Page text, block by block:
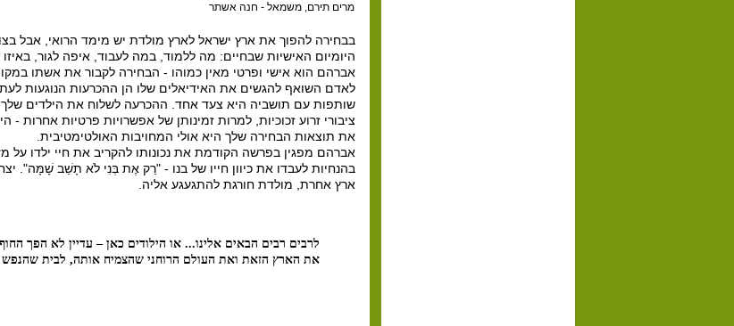
מרים תירם, משמאל - חנה אשתר
בבחירה להפוך את ארץ ישראל לארץ מולדת יש מימד הרואי, אבל
היומיום האישיות שבחיים: מה ללמוד, במה לעבוד, איפה לגור,
אברהם הוא אישי ופרטי מאין כמוהו - הבחירה לקבור את אשתו
לאדם השואף להגשים את האידיאלים שלו הן ההכרעות הנוגעות
שותפות עם תושביה היא צעד אחד. ההכרעה לשלוח את הילדים שלך
ציבורי זרוע זכוכיות, למרות זמינותן של אפשרויות פרטיות אחרות
את תוצאות הבחירה שלך היא אולי המחויבות האולטימטיבית.
אברהם מפגין בפרשה הקודמת את נכונותו להקריב את חיי ילדו על
בהנחיות לעבדו את כיוון חייו של בנו - "רַק אֶת בְּנִי לֹא תָשֵׁב שָׁמָּה".
ארץ אחרת, מולדת חורגת להתגעגע אליה.
לרבים רבים הבאים אלינו... או הילודים כאן – עדיין לא הפך
את הארץ הזאת ואת העולם הרוחני שהצמיח אותה, לבית שהנפש